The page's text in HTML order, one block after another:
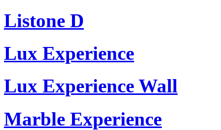
Listone D
Lux Experience
Lux Experience Wall
Marble Experience